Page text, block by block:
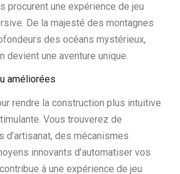
procurent une expérience de jeu
De la majesté des montagnes
des océans mystérieux,
devient une aventure unique.
améliorées
rendre la construction plus intuitive
Vous trouverez de
d’artisanat, des mécanismes
innovants d’automatiser vos
à une expérience de jeu